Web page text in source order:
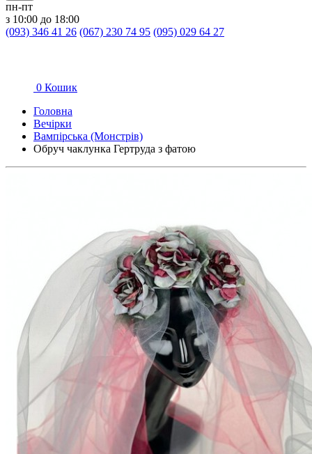
пн-пт
з 10:00 до 18:00
(093) 346 41 26 (067) 230 74 95 (095) 029 64 27
0 Кошик
Головна
Вечірки
Вампірська (Монстрів)
Обруч чаклунка Гертруда з фатою